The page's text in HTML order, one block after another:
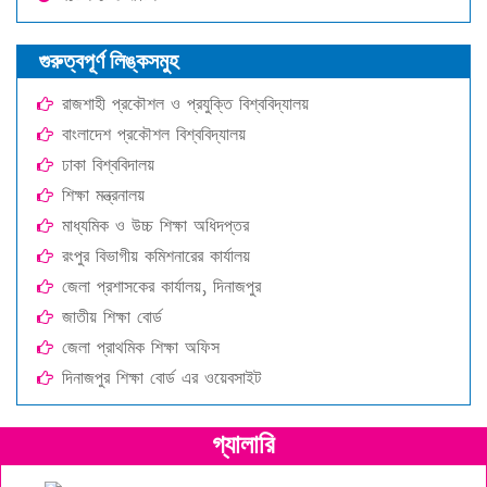
গুরুত্বপূর্ণ লিঙ্কসমুহ
রাজশাহী প্রকৌশল ও প্রযুক্তি বিশ্ববিদ্যালয়
বাংলাদেশ প্রকৌশল বিশ্ববিদ্যালয়
ঢাকা বিশ্ববিদালয়
শিক্ষা মন্ত্রনালয়
মাধ্যমিক ও উচ্চ শিক্ষা অধিদপ্তর
রংপুর বিভাগীয় কমিশনারের কার্যালয়
জেলা প্রশাসকের কার্যালয়, দিনাজপুর
জাতীয় শিক্ষা বোর্ড
জেলা প্রাথমিক শিক্ষা অফিস
দিনাজপুর শিক্ষা বোর্ড এর ওয়েবসাইট
গ্যালারি